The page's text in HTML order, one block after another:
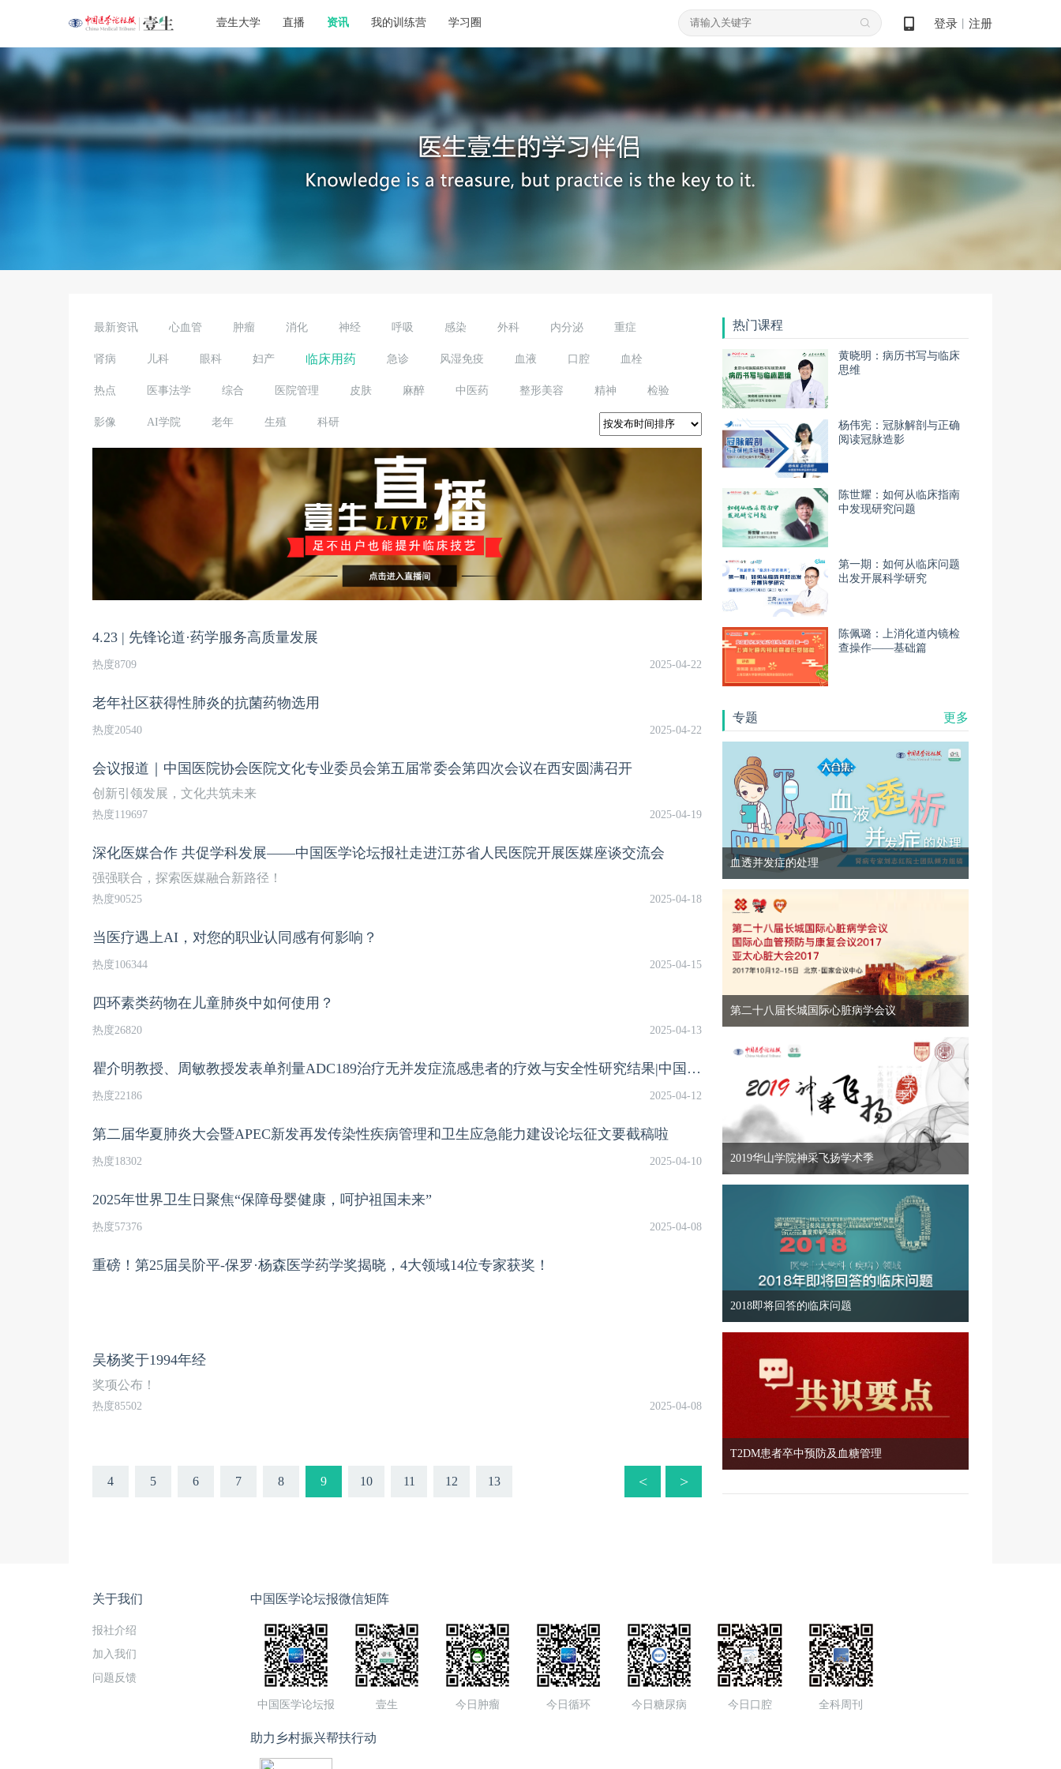
壹生大学 直播 资讯 我的训练营 学习圈 登录 注册
最新资讯 心血管 肿瘤 消化 神经 呼吸 感染 外科 内分泌 重症
肾病 儿科 眼科 妇产 临床用药 急诊 风湿免疫 血液 口腔 血栓
热点 医事法学 综合 医院管理 皮肤 麻醉 中医药 整形美容 精神 检验
影像 AI学院 老年 生殖 科研
4.23 | 先锋论道·药学服务高质量发展
热度8709 2025-04-22
老年社区获得性肺炎的抗菌药物选用
热度20540 2025-04-22
会议报道｜中国医院协会医院文化专业委员会第五届常委会第四次会议在西安圆满召开
创新引领发展，文化共筑未来
热度119697 2025-04-19
深化医媒合作 共促学科发展——中国医学论坛报社走进江苏省人民医院开展医媒座谈交流会
强强联合，探索医媒融合新路径！
热度90525 2025-04-18
当医疗遇上AI，对您的职业认同感有何影响？
热度106344 2025-04-15
四环素类药物在儿童肺炎中如何使用？
热度26820 2025-04-13
瞿介明教授、周敏教授发表单剂量ADC189治疗无并发症流感患者的疗效与安全性研究结果|中国之声·呼吸力量
热度22186 2025-04-12
第二届华夏肺炎大会暨APEC新发再发传染性疾病管理和卫生应急能力建设论坛征文要截稿啦
热度18302 2025-04-10
2025年世界卫生日聚焦“保障母婴健康，呵护祖国未来”
热度57376 2025-04-08
重磅！第25届吴阶平-保罗·杨森医学药学奖揭晓，4大领域14位专家获奖！
吴杨奖于1994年经
奖项公布！
热度85502 2025-04-08
4 5 6 7 8 9 10 11 12 13 < >
热门课程
黄晓明：病历书写与临床
思维
杨伟宪：冠脉解剖与正确
阅读冠脉造影
陈世耀：如何从临床指南
中发现研究问题
第一期：如何从临床问题
出发开展科学研究
陈佩璐：上消化道内镜检
查操作——基础篇
专题 更多
血透并发症的处理
第二十八届长城国际心脏病学会议
2019华山学院神采飞扬学术季
2018即将回答的临床问题
T2DM患者卒中预防及血糖管理
关于我们
报社介绍
加入我们
问题反馈
中国医学论坛报微信矩阵
中国医学论坛报 壹生 今日肿瘤 今日循环 今日糖尿病 今日口腔 全科周刊
助力乡村振兴帮扶行动